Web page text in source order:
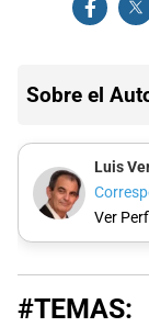
Sobre el
Luis
Ver
#TEMAS: